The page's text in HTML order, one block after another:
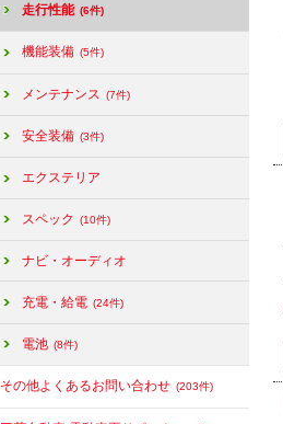
走行性能 (6件)
機能装備 (5件)
メンテナンス (7件)
安全装備 (3件)
エクステリア
スペック (10件)
ナビ・オーディオ
充電・給電 (24件)
電池 (8件)
その他よくあるお問い合わせ (203件)